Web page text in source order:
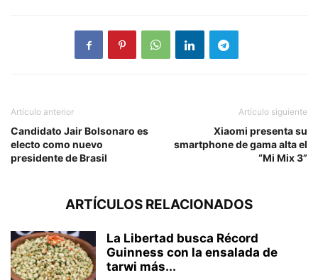
Artículo anterior
Candidato Jair Bolsonaro es
electo como nuevo
presidente de Brasil
Artículo siguiente
Xiaomi presenta su
smartphone de gama alta el
“Mi Mix 3”
ARTÍCULOS RELACIONADOS
La Libertad busca Récord
Guinness con la ensalada de
tarwi más...